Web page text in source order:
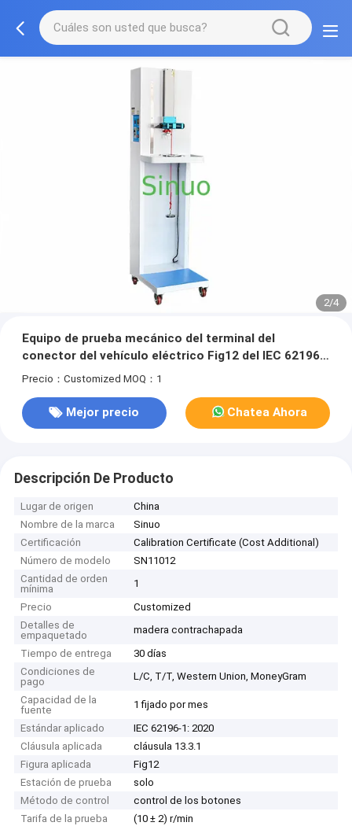
2/4
Equipo de prueba mecánico del terminal del
conector del vehículo eléctrico Fig12 del IEC 62196-
1
Precio：Customized MOQ：1
Mejor precio Chatea Ahora
Descripción De Producto
Lugar de origen
China
Nombre de la marca
Sinuo
Certificación
Calibration Certificate (Cost Additional)
Número de modelo
SN11012
Cantidad de orden
mínima
1
Precio
Customized
Detalles de
empaquetado
madera contrachapada
Tiempo de entrega
30 días
Condiciones de
pago
L/C, T/T, Western Union, MoneyGram
Capacidad de la
fuente
1 fijado por mes
Estándar aplicado
IEC 62196-1: 2020
Cláusula aplicada
cláusula 13.3.1
Figura aplicada
Fig12
Estación de prueba
solo
Método de control
control de los botones
Tarifa de la prueba
(10 ± 2) r/min